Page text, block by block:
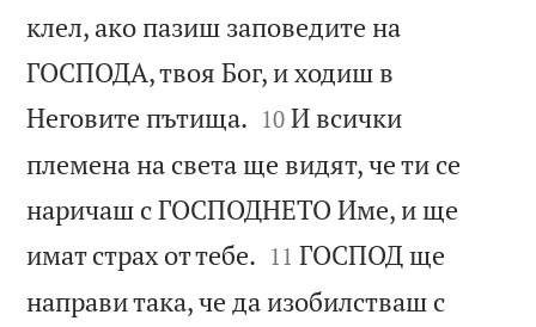
клел, ако пазиш заповедите на
ГОСПОДА, твоя Бог, и ходиш в
Неговите пътища. 

10 И всички
племена на света ще видят, че ти се
наричаш с ГОСПОДНЕТО Име, и ще
имат страх от тебе. 

11 ГОСПОД ще
направи така, че да изобилстваш с